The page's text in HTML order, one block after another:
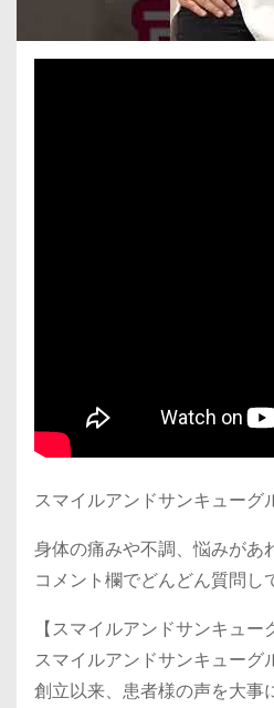
スマイルアンドサンキューグ
身体の痛みや不調、悩みがあ
コメント欄でどんどん質問し
【スマイルアンドサンキュー
スマイルアンドサンキューグ
創立以来、患者様の声を大事